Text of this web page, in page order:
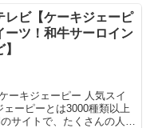
レビ【ケーキジェーピ
ーツ！和牛サーロイン
ーキジェーピー 人気スイ
ーピーとは3000種類以上
サイトで、たくさんの人気